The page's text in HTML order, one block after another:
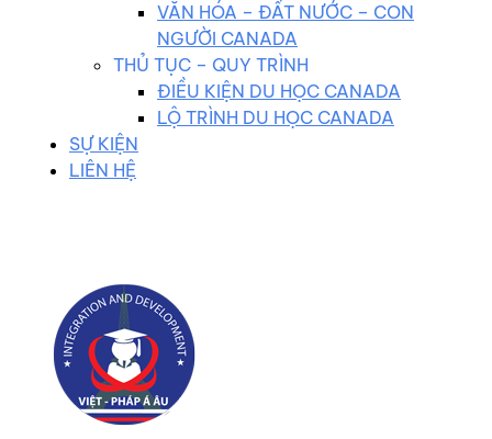
VĂN HÓA – ĐẤT NƯỚC – CON
NGƯỜI CANADA
THỦ TỤC – QUY TRÌNH
ĐIỀU KIỆN DU HỌC CANADA
LỘ TRÌNH DU HỌC CANADA
SỰ KIỆN
LIÊN HỆ